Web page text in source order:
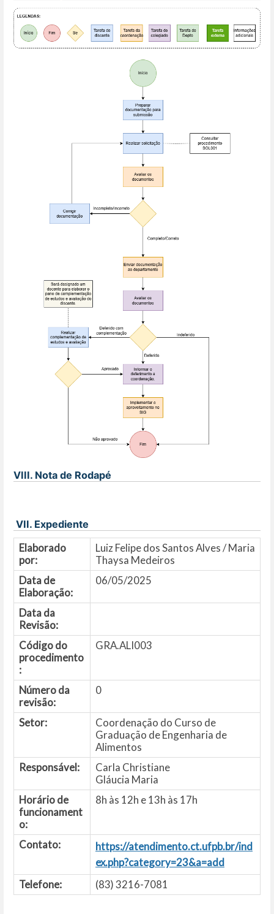
VIII. Nota de Rodapé
VII. Expediente
Elaborado
por:
Luiz Felipe dos Santos Alves / Maria
Thaysa Medeiros
Data de
Elaboração:
06/05/2025
Data da
Revisão:
Código do
procedimento
:
GRA.ALI003
Número da
revisão:
0
Setor:
Coordenação do Curso de
Graduação de Engenharia de
Alimentos
Responsável:
Carla Christiane
Gláucia Maria
Horário de
funcionament
o:
8h às 12h e 13h às 17h
Contato:
https://atendimento.ct.ufpb.br/ind
ex.php?category=23&a=add
Telefone:
(83) 3216-7081